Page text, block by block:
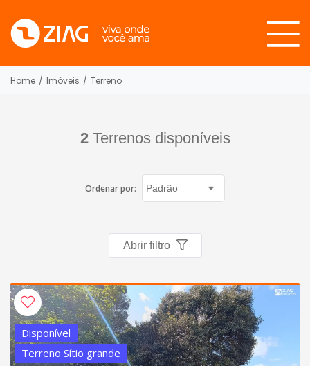
Home / Imóveis / Terreno
2Terrenos disponíveis
Ordenar por:
Abrir filtro
Disponível
Terreno Sítio grande